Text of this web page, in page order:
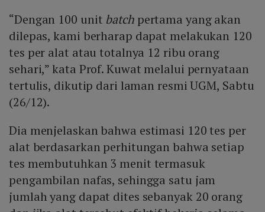
“Dengan 100 unit batch pertama yang akan
dilepas, kami berharap dapat melakukan 120
tes per alat atau totalnya 12 ribu orang
sehari,” kata Prof. Kuwat melalui pernyataan
tertulis, dikutip dari laman resmi UGM, Sabtu
(26/12).
Dia menjelaskan bahwa estimasi 120 tes per
alat berdasarkan perhitungan bahwa setiap
tes membutuhkan 3 menit termasuk
pengambilan nafas, sehingga satu jam
jumlah yang dapat dites sebanyak 20 orang